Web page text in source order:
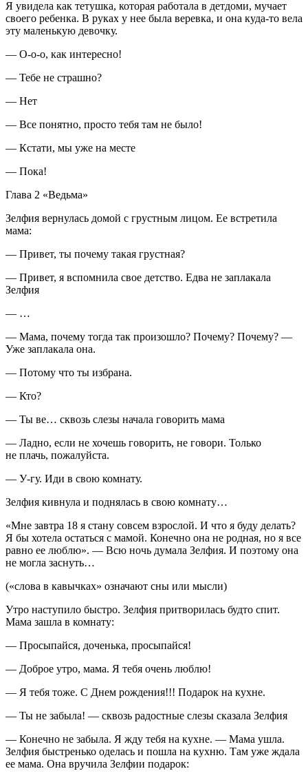
Я увидела как тетушка, которая работала в детдоми, мучает
своего ребенка. В руках у нее была веревка, и она куда-то вела
эту маленькую девочку.
— О-о-о, как интересно!
— Тебе не страшно?
— Нет
— Все понятно, просто тебя там не было!
— Кстати, мы уже на месте
— Пока!
Глава 2 «Ведьма»
Зелфия вернулась домой с грустным лицом. Ее встретила
мама:
— Привет, ты почему такая грустная?
— Привет, я вспомнила свое детство. Едва не заплакала
Зелфия
— …
— Мама, почему тогда так произошло? Почему? Почему? —
Уже заплакала она.
— Потому что ты избрана.
— Кто?
— Ты ве… сквозь слезы начала говорить мама
— Ладно, если не хочешь говорить, не говори. Только
не плачь, пожалуйста.
— У-гу. Иди в свою комнату.
Зелфия кивнула и поднялась в свою комнату…
«Мне завтра 18 я стану совсем взрослой. И что я буду делать?
Я бы хотела остаться с мамой. Конечно она не родная, но я все
равно ее люблю». — Всю ночь думала Зелфия. И поэтому она
не могла заснуть…
(«слова в кавычках» означают сны или мысли)
Утро наступило быстро. Зелфия притворилась будто спит.
Мама зашла в комнату:
— Просыпайся, доченька, просыпайся!
— Доброе утро, мама. Я тебя очень люблю!
— Я тебя тоже. C Днем рождения!!! Подарок на кухне.
— Ты не забыла! — сквозь радостные слезы сказала Зелфия
— Конечно не забыла. Я жду тебя на кухне. — Мама ушла.
Зелфия быстренько оделась и пошла на кухню. Там уже ждала
ее мама. Она вручила Зелфии подарок: